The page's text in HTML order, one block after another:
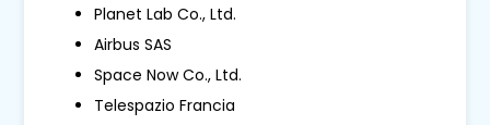
Planet Lab Co., Ltd.
Airbus SAS
Space Now Co., Ltd.
Telespazio Francia